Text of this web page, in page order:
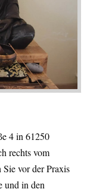
4 in 61250
rechts vom
vor der Praxis
und in den